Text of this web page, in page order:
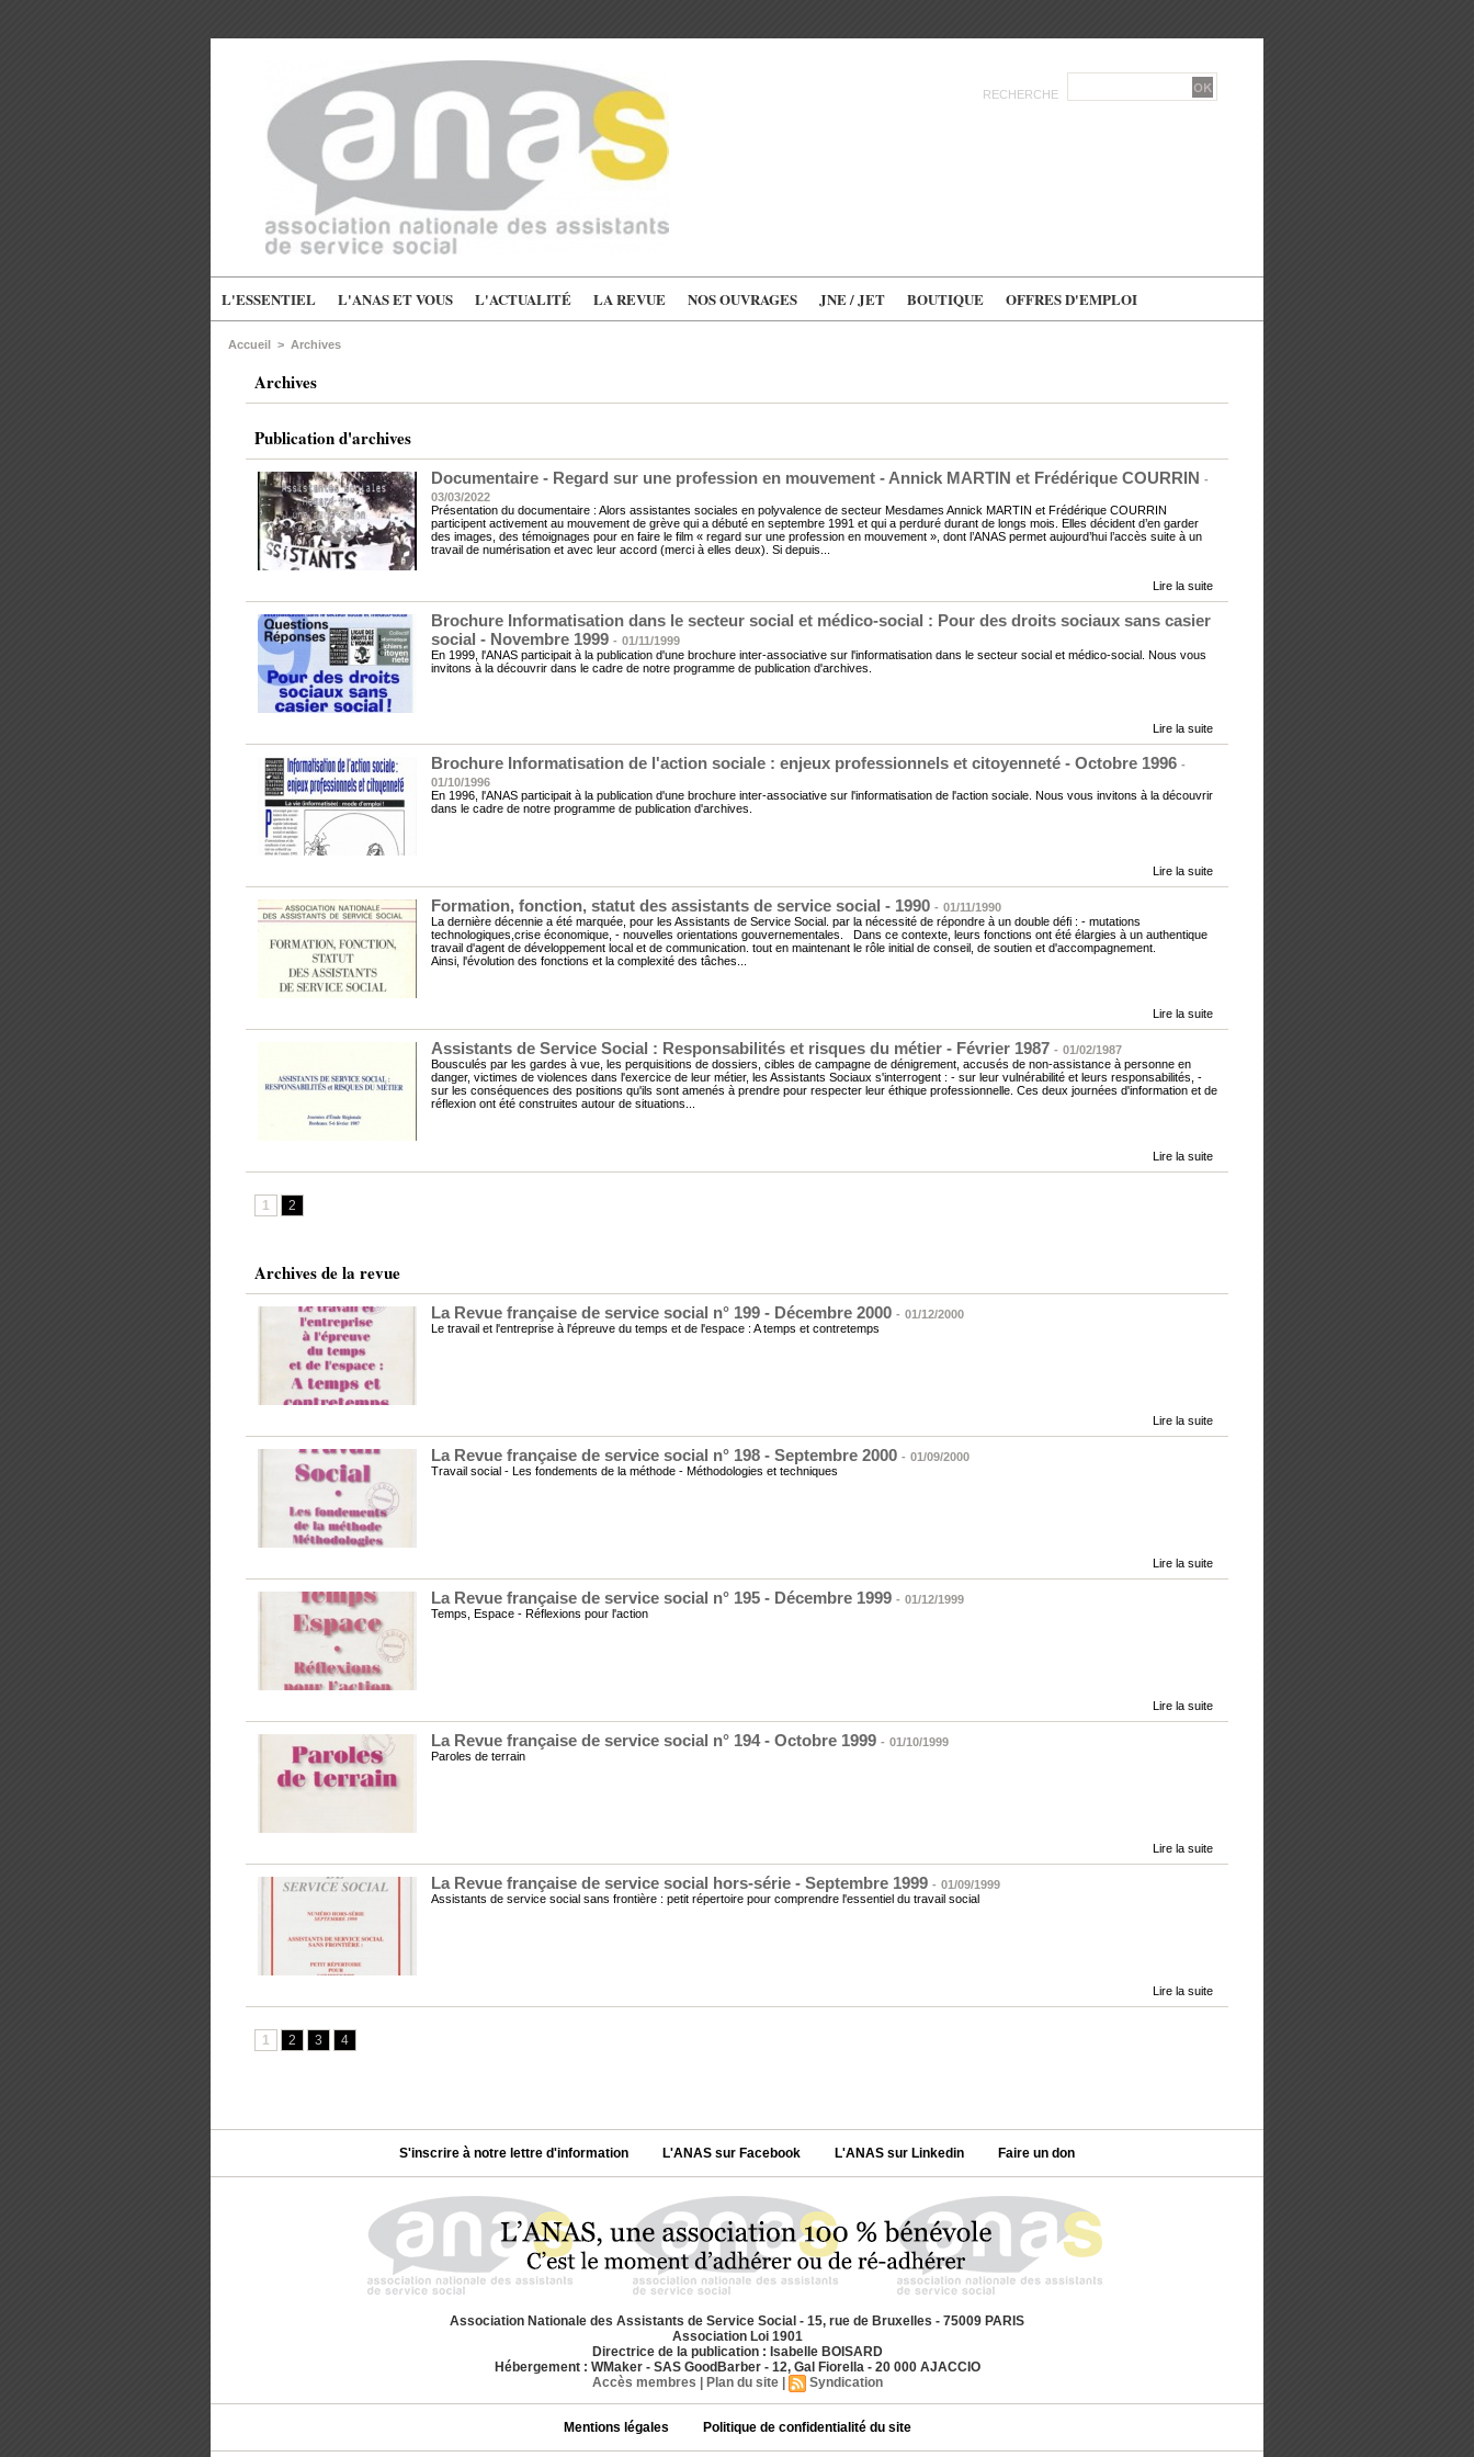
RECHERCHE
L'ESSENTIEL L'ANAS ET VOUS L'ACTUALITÉ LA REVUE NOS OUVRAGES JNE / JET BOUTIQUE OFFRES D'EMPLOI
Accueil > Archives
Archives
Publication d'archives
Documentaire - Regard sur une profession en mouvement - Annick MARTIN et Frédérique COURRIN -
03/03/2022
Présentation du documentaire : Alors assistantes sociales en polyvalence de secteur Mesdames Annick MARTIN et Frédérique COURRIN
participent activement au mouvement de grève qui a débuté en septembre 1991 et qui a perduré durant de longs mois. Elles décident d’en garder
des images, des témoignages pour en faire le film « regard sur une profession en mouvement », dont l’ANAS permet aujourd’hui l’accès suite à un
travail de numérisation et avec leur accord (merci à elles deux). Si depuis...
Lire la suite
Brochure Informatisation dans le secteur social et médico-social : Pour des droits sociaux sans casier
social - Novembre 1999 - 01/11/1999
En 1999, l'ANAS participait à la publication d'une brochure inter-associative sur l'informatisation dans le secteur social et médico-social. Nous vous
invitons à la découvrir dans le cadre de notre programme de publication d'archives.
Lire la suite
Brochure Informatisation de l'action sociale : enjeux professionnels et citoyenneté - Octobre 1996 -
01/10/1996
En 1996, l'ANAS participait à la publication d'une brochure inter-associative sur l'informatisation de l'action sociale. Nous vous invitons à la découvrir
dans le cadre de notre programme de publication d'archives.
Lire la suite
Formation, fonction, statut des assistants de service social - 1990 - 01/11/1990
La dernière décennie a été marquée, pour les Assistants de Service Social. par la nécessité de répondre à un double défi : - mutations
technologiques,crise économique, - nouvelles orientations gouvernementales. Dans ce contexte, leurs fonctions ont été élargies à un authentique
travail d'agent de développement local et de communication. tout en maintenant le rôle initial de conseil, de soutien et d'accompagnement.
Ainsi, l'évolution des fonctions et la complexité des tâches...
Lire la suite
Assistants de Service Social : Responsabilités et risques du métier - Février 1987 - 01/02/1987
Bousculés par les gardes à vue, les perquisitions de dossiers, cibles de campagne de dénigrement, accusés de non-assistance à personne en
danger, victimes de violences dans l'exercice de leur métier, les Assistants Sociaux s'interrogent : - sur leur vulnérabilité et leurs responsabilités, -
sur les conséquences des positions qu'ils sont amenés à prendre pour respecter leur éthique professionnelle. Ces deux journées d'information et de
réflexion ont été construites autour de situations...
Lire la suite
1 2
Archives de la revue
La Revue française de service social n° 199 - Décembre 2000 - 01/12/2000
Le travail et l'entreprise à l'épreuve du temps et de l'espace : A temps et contretemps
Lire la suite
La Revue française de service social n° 198 - Septembre 2000 - 01/09/2000
Travail social - Les fondements de la méthode - Méthodologies et techniques
Lire la suite
La Revue française de service social n° 195 - Décembre 1999 - 01/12/1999
Temps, Espace - Réflexions pour l'action
Lire la suite
La Revue française de service social n° 194 - Octobre 1999 - 01/10/1999
Paroles de terrain
Lire la suite
La Revue française de service social hors-série - Septembre 1999 - 01/09/1999
Assistants de service social sans frontière : petit répertoire pour comprendre l'essentiel du travail social
Lire la suite
1 2 3 4
S'inscrire à notre lettre d'information L'ANAS sur Facebook L'ANAS sur Linkedin Faire un don
Association Nationale des Assistants de Service Social - 15, rue de Bruxelles - 75009 PARIS
Association Loi 1901
Directrice de la publication : Isabelle BOISARD
Hébergement : WMaker - SAS GoodBarber - 12, Gal Fiorella - 20 000 AJACCIO
Accès membres
Plan du site Syndication
Mentions légales Politique de confidentialité du site